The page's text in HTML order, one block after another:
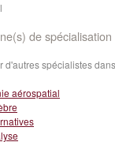
de spécialisation
d'autres spécialistes
aérospatial